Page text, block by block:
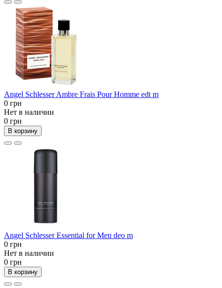
Angel Schlesser Ambre Frais Pour Homme edt m
0 грн
Нет в наличии
0 грн
В корзину
Angel Schlesser Essential for Men deo m
0 грн
Нет в наличии
0 грн
В корзину